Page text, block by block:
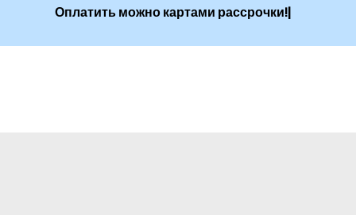
Оплатить можно картами рассроч|